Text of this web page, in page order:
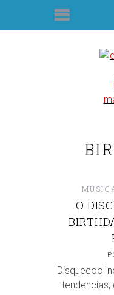
O
Disquecool